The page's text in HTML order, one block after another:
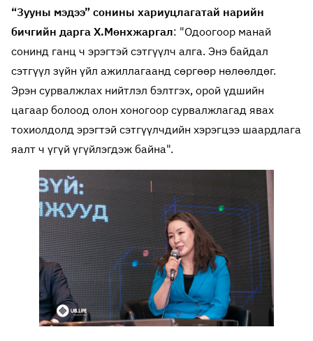
“Зууны мэдээ” сонины хариуцлагатай нарийн
бичгийн дарга Х.Мөнхжаргал: "Одоогоор манай
сонинд ганц ч эрэгтэй сэтгүүлч алга. Энэ байдал
сэтгүүл зүйн үйл ажиллагаанд сөргөөр нөлөөлдөг.
Эрэн сурвалжлах нийтлэл бэлтгэх, орой үдшийн
цагаар болоод олон хоногоор сурвалжлагад явах
тохиолдолд эрэгтэй сэтгүүлчдийн хэрэгцээ шаардлага
яалт ч үгүй үгүйлэгдэж байна".